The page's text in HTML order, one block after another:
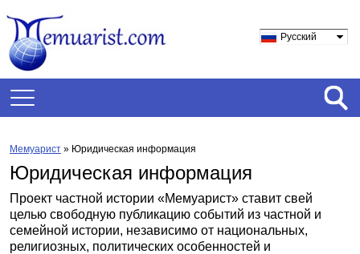
Русский
Мемуарист » Юридическая информация
Юридическая информация
Проект частной истории «Мемуарист» ставит свей
целью свободную публикацию событий из частной и
семейной истории, независимо от национальных,
религиозных, политических особенностей и